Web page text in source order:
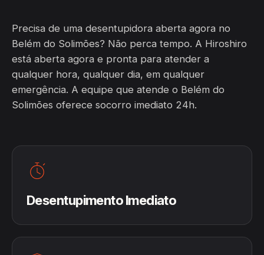
Precisa de uma desentupidora aberta agora no
Belém do Solimões? Não perca tempo. A Hiroshiro
está aberta agora e pronta para atender a
qualquer hora, qualquer dia, em qualquer
emergência. A equipe que atende o Belém do
Solimões oferece socorro imediato 24h.
Desentupimento Imediato